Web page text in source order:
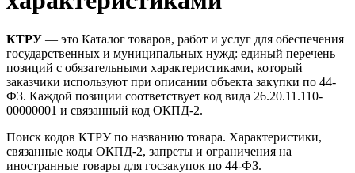
КТРУ — это Каталог товаров, работ и услуг для обеспечения
государственных и муниципальных нужд: единый перечень
позиций с обязательными характеристиками, который
заказчики используют при описании объекта закупки по 44-
ФЗ. Каждой позиции соответствует код вида 26.20.11.110-
00000001 и связанный код ОКПД-2.
Поиск кодов КТРУ по названию товара. Характеристики,
связанные коды ОКПД-2, запреты и ограничения на
иностранные товары для госзакупок по 44-ФЗ.